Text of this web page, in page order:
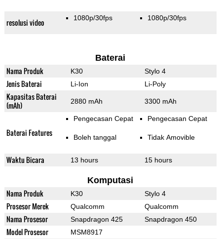
resolusi video 1080p/30fps 1080p/30fps
Baterai
Nama Produk K30 Stylo 4
Jenis Baterai Li-Ion Li-Poly
Kapasitas Baterai
(mAh)
2880 mAh 3300 mAh
Baterai Features
Pengecasan Cepat
Boleh tanggal
Pengecasan Cepat
Tidak Amovible
Waktu Bicara 13 hours 15 hours
Komputasi
Nama Produk K30 Stylo 4
Prosesor Merek Qualcomm Qualcomm
Nama Prosesor Snapdragon 425 Snapdragon 450
Model Prosesor MSM8917